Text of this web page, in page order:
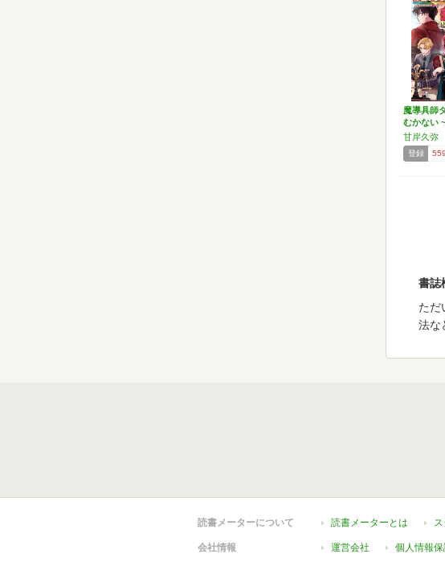
魔導具師
むかない
由…
甘岸久弥
登録 559
書誌
ただ
法な
読書メーターについて 読書メーターとは
会社情報 運営会社 個人情報